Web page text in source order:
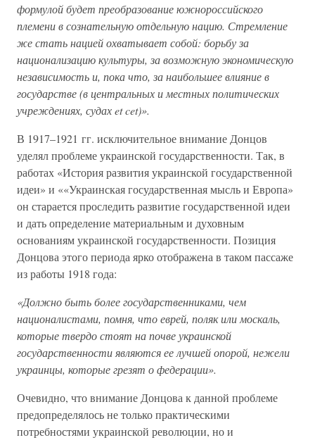
формулой будет преобразование южнороссийского
племени в сознательную отдельную нацию. Стремление
же стать нацией охватывает собой: борьбу за
национализацию культуры, за возможную экономическую
независимость и, пока что, за наибольшее влияние в
государстве (в центральных и местных политических
учреждениях, судах et cet)».
В 1917–1921 гг. исключительное внимание Донцов
уделял проблеме украинской государственности. Так, в
работах «История развития украинской государственной
идеи» и ««Украинская государственная мысль и Европа»
он старается проследить развитие государственной идеи
и дать определение материальным и духовным
основаниям украинской государственности. Позиция
Донцова этого периода ярко отображена в таком пассаже
из работы 1918 года:
«Должно быть более государственниками, чем
националистами, помня, что еврей, поляк или москаль,
которые твердо стоят на почве украинской
государственности являются ее лучшей опорой, нежели
украинцы, которые грезят о федерации».
Очевидно, что внимание Донцова к данной проблеме
предопределялось не только практическими
потребностями украинской революции, но и